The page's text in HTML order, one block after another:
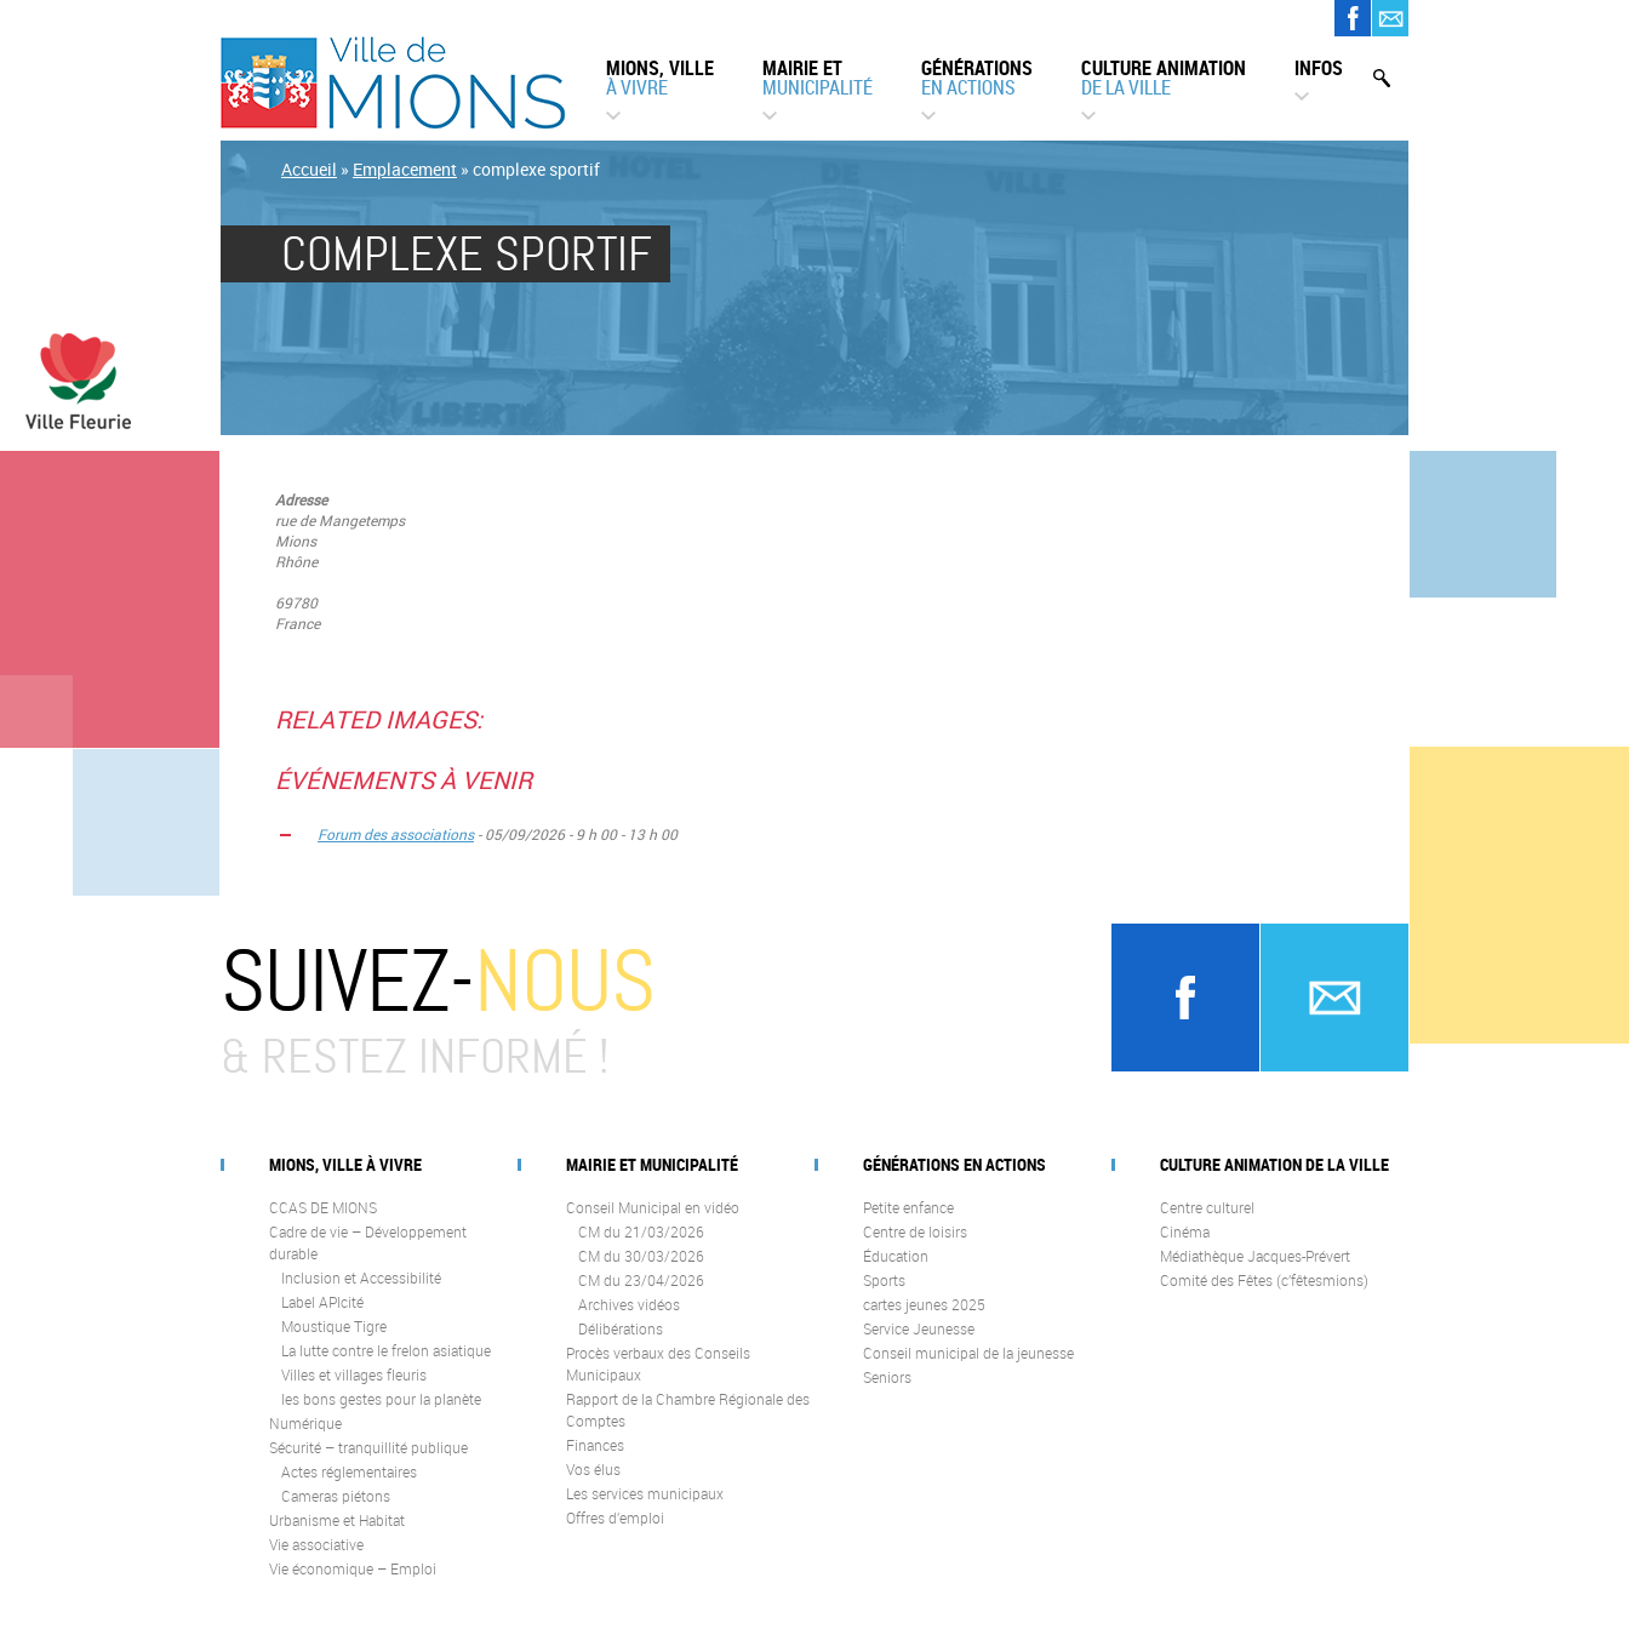
MIONS, VILLE
À VIVRE
MAIRIE ET
MUNICIPALITÉ
GÉNÉRATIONS
EN ACTIONS
CULTURE ANIMATION
DE LA VILLE
INFOS
Accueil » Emplacement » complexe sportif
COMPLEXE SPORTIF
Adresse
rue de Mangetemps
Mions
Rhône
69780
France
RELATED IMAGES:
ÉVÉNEMENTS À VENIR
Forum des associations- 05/09/2026 - 9 h 00 - 13 h 00
SUIVEZ-NOUS
& RESTEZ INFORMÉ !
MIONS, VILLE À VIVRE
CCAS DE MIONS
Cadre de vie – Développement
durable
Inclusion et Accessibilité
Label APIcité
Moustique Tigre
La lutte contre le frelon asiatique
Villes et villages fleuris
les bons gestes pour la planète
Numérique
Sécurité – tranquillité publique
Actes réglementaires
Cameras piétons
Urbanisme et Habitat
Vie associative
Vie économique – Emploi
MAIRIE ET MUNICIPALITÉ
Conseil Municipal en vidéo
CM du 21/03/2026
CM du 30/03/2026
CM du 23/04/2026
Archives vidéos
Délibérations
Procès verbaux des Conseils
Municipaux
Rapport de la Chambre Régionale des
Comptes
Finances
Vos élus
Les services municipaux
Offres d’emploi
GÉNÉRATIONS EN ACTIONS
Petite enfance
Centre de loisirs
Éducation
Sports
cartes jeunes 2025
Service Jeunesse
Conseil municipal de la jeunesse
Seniors
CULTURE ANIMATION DE LA VILLE
Centre culturel
Cinéma
Médiathèque Jacques-Prévert
Comité des Fêtes (c’fêtesmions)